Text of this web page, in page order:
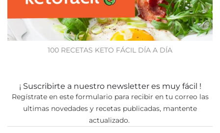
100 RECETAS KETO FÁCIL DÍA A DÍA
¡ Suscribirte a nuestro newsletter es muy fácil !
Regístrate en este formulario para recibir en tu correo las
ultimas novedades y recetas publicadas, mantente
actualizado.